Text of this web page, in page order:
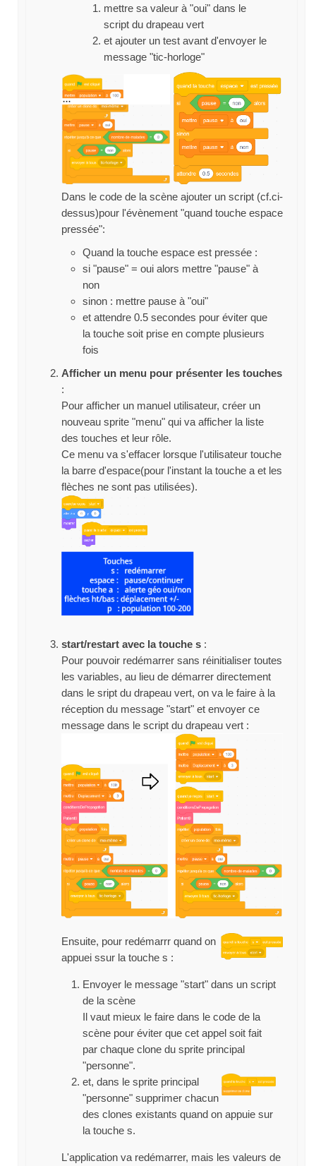
mettre sa valeur à "oui" dans le
script du drapeau vert
et ajouter un test avant d'envoyer le
message "tic-horloge"
Dans le code de la scène ajouter un script (cf.ci-
dessus)pour l'évènement "quand touche espace
pressée":
Quand la touche espace est pressée :
si "pause" = oui alors mettre "pause" à
non
sinon : mettre pause à "oui"
et attendre 0.5 secondes pour éviter que
la touche soit prise en compte plusieurs
fois
Afficher un menu pour présenter les touches
:
Pour afficher un manuel utilisateur, créer un
nouveau sprite "menu" qui va afficher la liste
des touches et leur rôle.
Ce menu va s'effacer lorsque l'utilisateur touche
la barre d'espace(pour l'instant la touche a et les
flèches ne sont pas utilisées).
start/restart avec la touche s :
Pour pouvoir redémarrer sans réinitialiser toutes
les variables, au lieu de démarrer directement
dans le sript du drapeau vert, on va le faire à la
réception du message "start" et envoyer ce
message dans le script du drapeau vert :
Ensuite, pour redémarrr quand on
appuei ssur la touche s :
Envoyer le message "start" dans un script
de la scène
Il vaut mieux le faire dans le code de la
scène pour éviter que cet appel soit fait
par chaque clone du sprite principal
"personne".
et, dans le sprite principal
"personne" supprimer chacun
des clones existants quand on appuie sur
la touche s.
L'application va redémarrer, mais les valeurs de